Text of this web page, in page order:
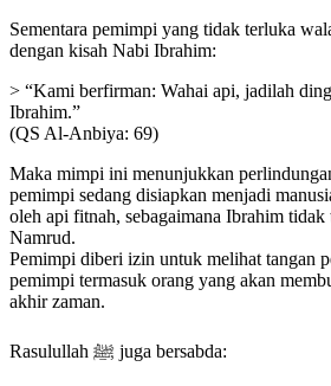
Sementara pemimpi yang tidak terluka
dengan kisah Nabi Ibrahim:
> “Kami berfirman: Wahai api, jadilah
Ibrahim.”
(QS Al-Anbiya: 69)
Maka mimpi ini menunjukkan
pemimpi sedang disiapkan menjadi
oleh api fitnah, sebagaimana Ibrahim tidak
Namrud.
Pemimpi diberi izin untuk melihat tangan
pemimpi termasuk orang yang akan
akhir zaman.
Rasulullah ﷺ juga bersabda: